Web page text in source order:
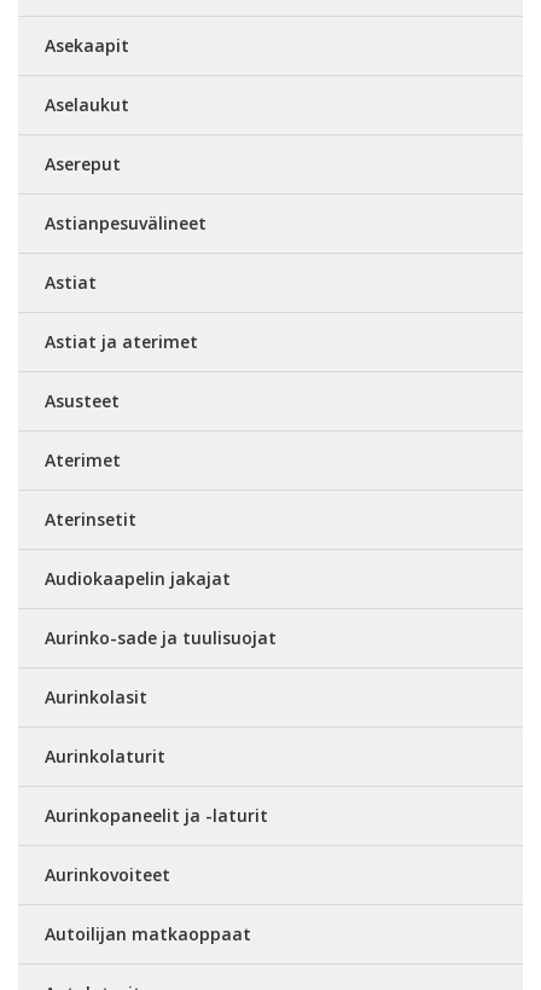
Asekaapit
Aselaukut
Asereput
Astianpesuvälineet
Astiat
Astiat ja aterimet
Asusteet
Aterimet
Aterinsetit
Audiokaapelin jakajat
Aurinko-sade ja tuulisuojat
Aurinkolasit
Aurinkolaturit
Aurinkopaneelit ja -laturit
Aurinkovoiteet
Autoilijan matkaoppaat